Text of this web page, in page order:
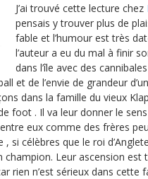
J’ai trouvé cette lecture chez
pensais y trouver plus de
fable et l’humour est très
l’auteur a eu du mal à finir
dans l’île avec des
et de l’envie de grandeur
dans la famille du vieux
foot . Il va leur donner le
eux comme des frères
si célèbres que le roi
champion. Leur ascension
rien n’est sérieux dans cette